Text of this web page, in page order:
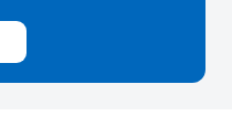
Cамые свежие новости,
почтовом ящике